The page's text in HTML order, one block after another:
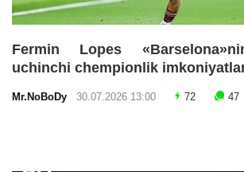
Fermin Lopes
uchinchi chempionlik
Mr.NoBoDy 30.07.2026 13:00 72 47